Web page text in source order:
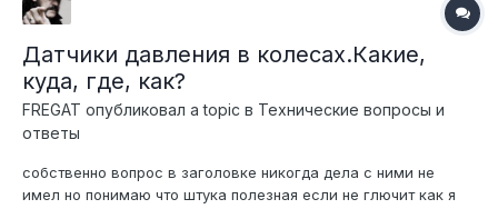
Датчики давления в колесах.Какие,
куда, где, как?
FREGAT опубликовал a topic в Технические вопросы и
ответы
собственно вопрос в заголовке никогда дела с ними не
имел но понимаю что штука полезная если не глючит как я